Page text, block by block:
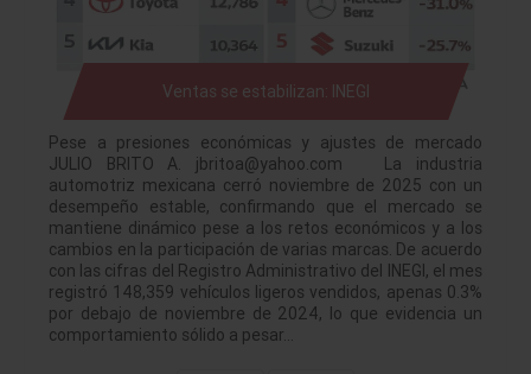
Ventas se estabilizan: INEGI
Pese a presiones económicas y ajustes de mercado
JULIO BRITO A. jbritoa@yahoo.com La industria
automotriz mexicana cerró noviembre de 2025 con un
desempeño estable, confirmando que el mercado se
mantiene dinámico pese a los retos económicos y a los
cambios en la participación de varias marcas. De acuerdo
con las cifras del Registro Administrativo del INEGI, el mes
registró 148,359 vehículos ligeros vendidos, apenas 0.3%
por debajo de noviembre de 2024, lo que evidencia un
comportamiento sólido a pesar…